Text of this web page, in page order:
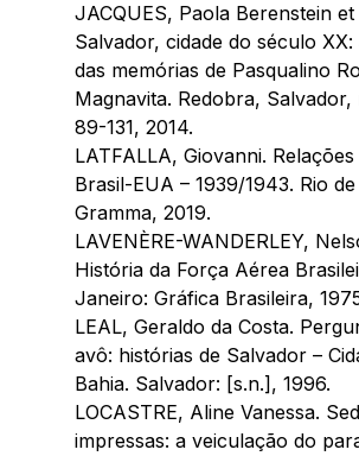
JACQUES, Paola Berenstein et
Salvador, cidade do século
das memórias de Pasqualino
Magnavita. Redobra, Salvador,
89-131, 2014.
LATFALLA, Giovanni.
Brasil-EUA – 1939/1943. Rio
Gramma, 2019.
LAVENÈRE-WANDERLEY,
História da Força Aérea
Janeiro: Gráfica Brasileira,
LEAL, Geraldo da Costa.
avô: histórias de Salvador –
Bahia. Salvador: [s.n.], 1996.
LOCASTRE, Aline Vanessa.
impressas: a veiculação do